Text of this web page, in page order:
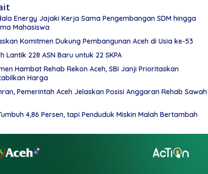
Energy Jajaki Kerja Sama Pengembangan SDM hingga
Mahasiswa
Komitmen Dukung Pembangunan Aceh di Usia ke-53
Lantik 228 ASN Baru untuk 22 SKPA
Hambat Rehab Rekon Aceh, SBI Janji Prioritaskan
Harga
Pemerintah Aceh Jelaskan Posisi Anggaran Rehab Sawah
4,86 Persen, tapi Penduduk Miskin Malah Bertambah